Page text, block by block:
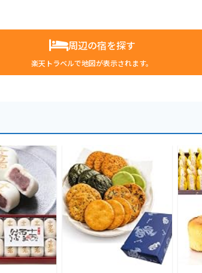
周辺の宿を探す
楽天トラベルで地図が表示されます。